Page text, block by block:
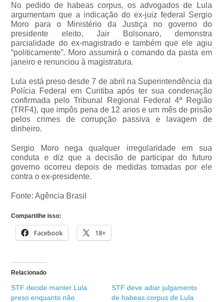
No pedido de habeas corpus, os advogados de Lula
argumentam que a indicação do ex-juiz federal Sergio
Moro para o Ministério da Justiça no governo do
presidente eleito, Jair Bolsonaro, demonstra
parcialidade do ex-magistrado e também que ele agiu
“politicamente”. Moro assumirá o comando da pasta em
janeiro e renunciou à magistratura.
Lula está preso desde 7 de abril na Superintendência da
Polícia Federal em Curitiba após ter sua condenação
confirmada pelo Tribunal Regional Federal 4ª Região
(TRF4), que impôs pena de 12 anos e um mês de prisão
pelos crimes de corrupção passiva e lavagem de
dinheiro.
Sergio Moro nega qualquer irregularidade em sua
conduta e diz que a decisão de participar do futuro
governo ocorreu depois de medidas tomadas por ele
contra o ex-presidente.
Fonte: Agência Brasil
Compartilhe isso:
Facebook 18+
Relacionado
STF decide manter Lula
preso enquanto não
STF deve adiar julgamento
de habeas corpus de Lula